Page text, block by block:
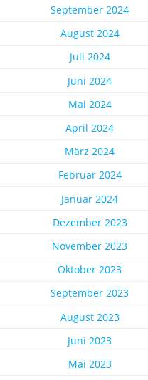
September 2024
August 2024
Juli 2024
Juni 2024
Mai 2024
April 2024
März 2024
Februar 2024
Januar 2024
Dezember 2023
November 2023
Oktober 2023
September 2023
August 2023
Juni 2023
Mai 2023